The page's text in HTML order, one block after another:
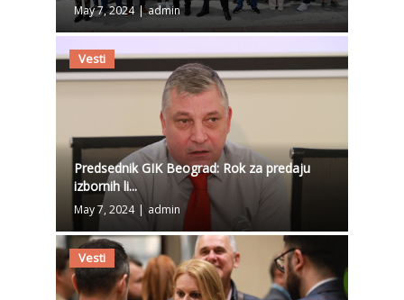
May 7, 2024 | admin
Vesti
Predsednik GIK Beograd: Rok za predaju
izbornih li...
May 7, 2024 | admin
Vesti